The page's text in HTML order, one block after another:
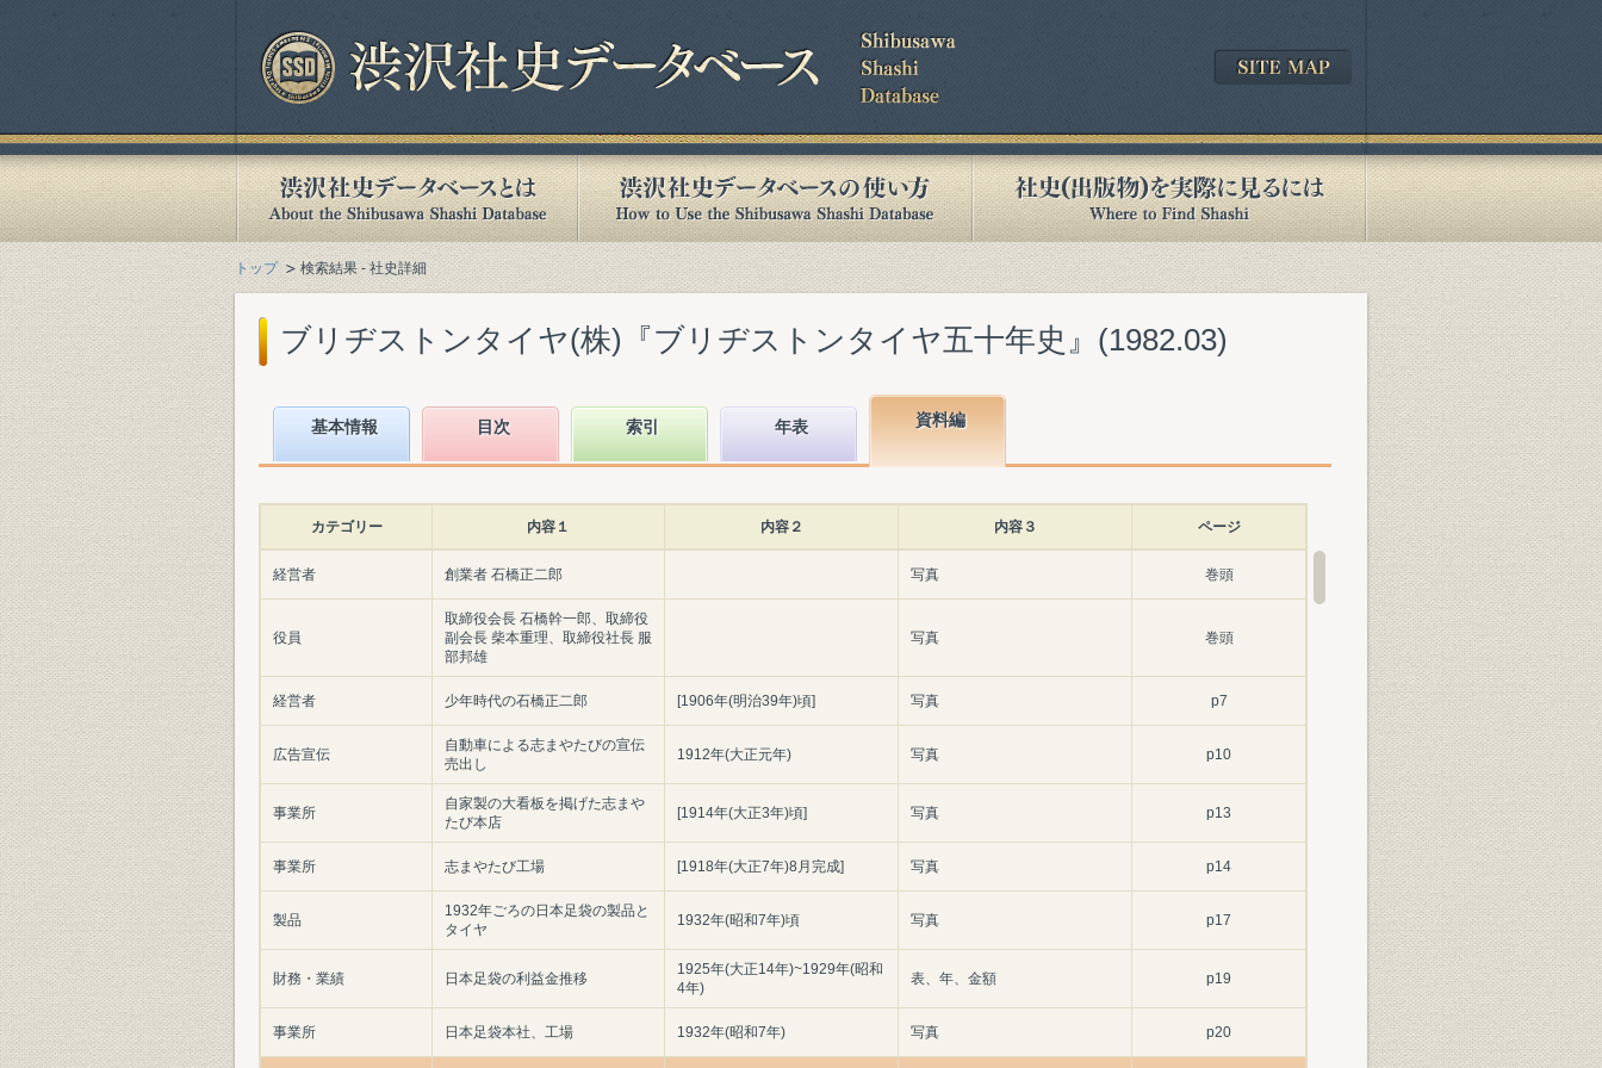
トップ 検索結果 - 社史詳細
ブリヂストンタイヤ(株)『ブリヂストンタイヤ五十年史』(1982.03)
基本情報 目次 索引 年表 資料編
カテゴリー 内容１ 内容２ 内容３ ページ
経営者 創業者 石橋正二郎 写真 巻頭
役員
取締役会長 石橋幹一郎、取締役
副会長 柴本重理、取締役社長 服
部邦雄
写真 巻頭
経営者 少年時代の石橋正二郎 [1906年(明治39年)頃] 写真 p7
広告宣伝
自動車による志まやたびの宣伝
売出し
1912年(大正元年) 写真 p10
事業所
自家製の大看板を掲げた志まや
たび本店
[1914年(大正3年)頃] 写真 p13
事業所 志まやたび工場 [1918年(大正7年)8月完成] 写真 p14
製品
1932年ごろの日本足袋の製品と
タイヤ
1932年(昭和7年)頃 写真 p17
財務・業績 日本足袋の利益金推移
1925年(大正14年)~1929年(昭和
4年)
表、年、金額 p19
事業所 日本足袋本社、工場 1932年(昭和7年) 写真 p20